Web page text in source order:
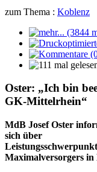
zum Thema : Koblenz
Oster: „Ich bin
GK-Mittelrhein“
MdB Josef Oster
sich über
Maximalversorgers in